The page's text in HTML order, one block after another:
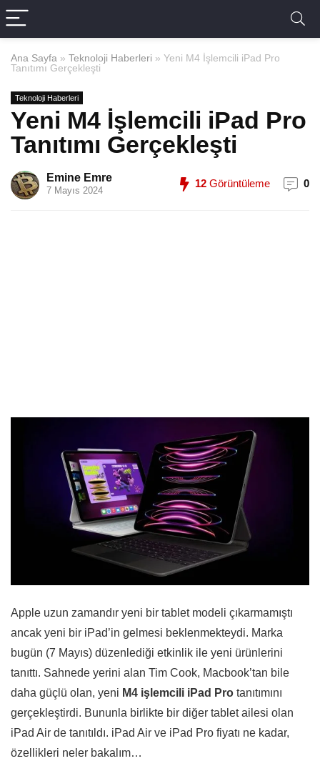
Ana Sayfa » Teknoloji Haberleri » Yeni M4 İşlemcili iPad Pro
Tanıtımı Gerçekleşti
Teknoloji Haberleri
Yeni M4 İşlemcili iPad Pro
Tanıtımı Gerçekleşti
Emine Emre
7 Mayıs 2024
12 Görüntüleme 0
Apple uzun zamandır yeni bir tablet modeli çıkarmamıştı
ancak yeni bir iPad’in gelmesi beklenmekteydi. Marka
bugün (7 Mayıs) düzenlediği etkinlik ile yeni ürünlerini
tanıttı. Sahnede yerini alan Tim Cook, Macbook’tan bile
daha güçlü olan, yeni M4 işlemcili iPad Pro tanıtımını
gerçekleştirdi. Bununla birlikte bir diğer tablet ailesi olan
iPad Air de tanıtıldı. iPad Air ve iPad Pro fiyatı ne kadar,
özellikleri neler bakalım…